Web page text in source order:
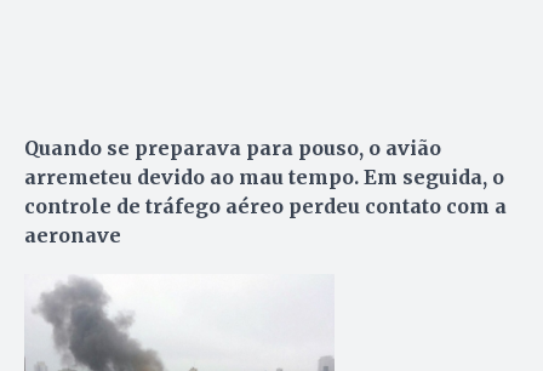
Quando se preparava para pouso, o avião
arremeteu devido ao mau tempo. Em seguida, o
controle de tráfego aéreo perdeu contato com a
aeronave